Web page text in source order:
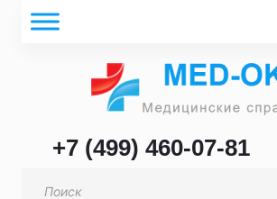
+7 (499) 460-07-81
товаров